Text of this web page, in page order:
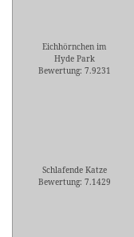
Eichhörnchen im
Hyde Park
Bewertung: 7.9231
Schlafende Katze
Bewertung: 7.1429